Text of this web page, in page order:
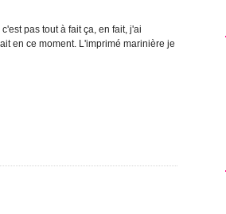
pas tout à fait ça, en fait, j'ai
en ce moment. L'imprimé marinière je